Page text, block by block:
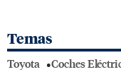
Temas
Toyota Coches